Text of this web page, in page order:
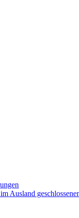
Ausland